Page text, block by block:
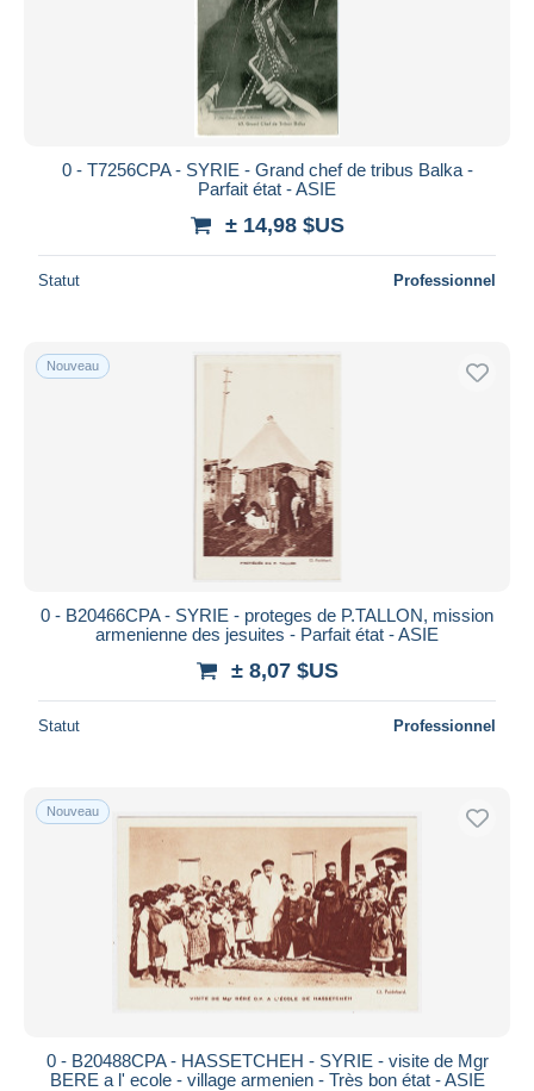
0 - T7256CPA - SYRIE - Grand chef de tribus Balka -
Parfait état - ASIE
± 14,98 $US
Statut Professionnel
Nouveau
0 - B20466CPA - SYRIE - proteges de P.TALLON, mission
armenienne des jesuites - Parfait état - ASIE
± 8,07 $US
Statut Professionnel
Nouveau
0 - B20488CPA - HASSETCHEH - SYRIE - visite de Mgr
BERE a l' ecole - village armenien - Très bon état - ASIE